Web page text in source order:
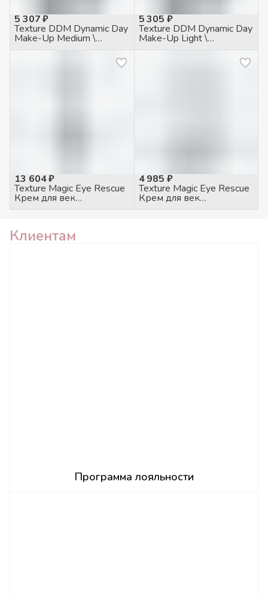
5 307 ₽
Texture DDM Dynamic Day
Make-Up Medium \
Динамический дневной
тональный крем 30 SPF
5 305 ₽
Texture DDM Dynamic Day
Make-Up Light \
Динамический дневной
тональный крем 30 SPF
13 604 ₽
Texture Magic Eye Rescue
Крем для век
4 985 ₽
Texture Magic Eye Rescue
Крем для век
Клиентам
Программа лояльности